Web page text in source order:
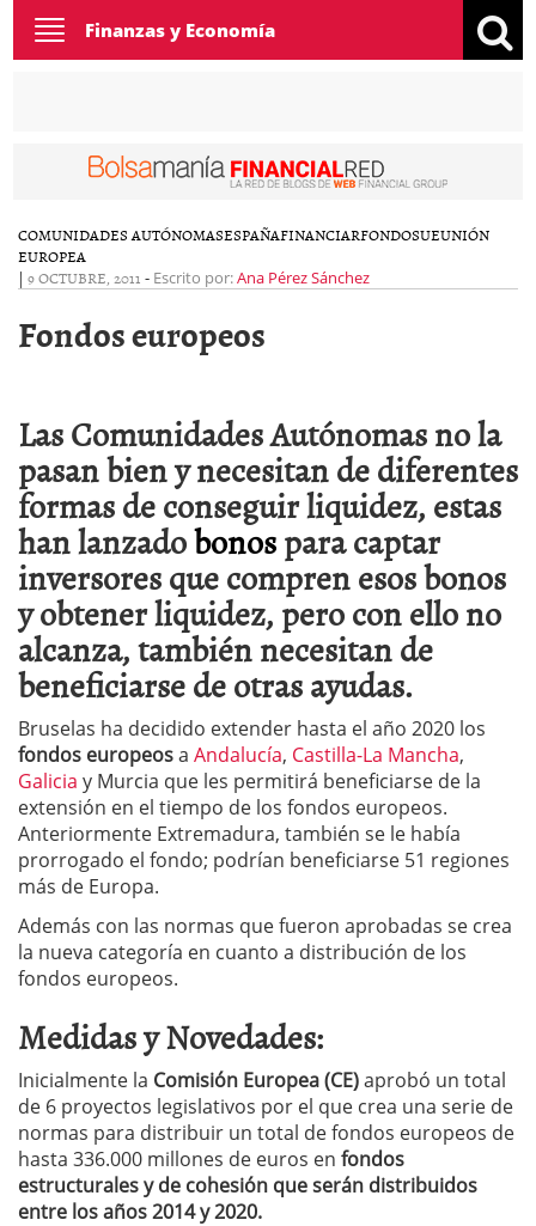
Toggle
navigation
Finanzas y Economía
COMUNIDADES AUTÓNOMASESPAÑAFINANCIARFONDOSUEUNIÓN
EUROPEA
| 9 OCTUBRE, 2011 - Escrito por:Ana Pérez Sánchez
Fondos europeos
Las Comunidades Autónomas no la
pasan bien y necesitan de diferentes
formas de conseguir liquidez, estas
han lanzadobonospara captar
inversores que compren esos bonos
y obtener liquidez, pero con ello no
alcanza, también necesitan de
beneficiarse de otras ayudas.
Bruselas ha decidido extender hasta el año 2020 los
fondos europeosa Andalucía, Castilla-La Mancha,
Galicia y Murcia que les permitirá beneficiarse de la
extensión en el tiempo de los fondos europeos.
Anteriormente Extremadura, también se le había
prorrogado el fondo; podrían beneficiarse 51 regiones
más de Europa.
Además con las normas que fueron aprobadas se crea
la nueva categoría en cuanto a distribución de los
fondos europeos.
Medidas y Novedades:
Inicialmente la Comisión Europea (CE)aprobó un total
de 6 proyectos legislativos por el que crea una serie de
normas para distribuir un total de fondos europeos de
hasta 336.000 millones de euros en fondos
estructurales y de cohesión que serán distribuidos
entre los años 2014 y 2020.